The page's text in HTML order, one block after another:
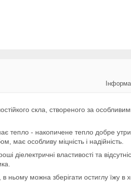
скла, створеного за
тепло - накопичене тепло добре
має особливу міцність і надійність.
діелектричні властивості та
ньому можна зберігати остиглу їжу в